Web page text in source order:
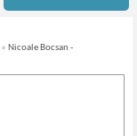
» Nicoale Bocsan -